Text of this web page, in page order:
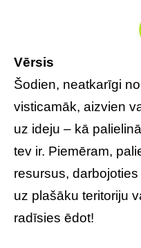
Vērsis
Šodien, neatkarīgi
visticamāk, aizvien
uz ideju – kā
tev ir. Piemēram,
resursus,
uz plašāku teritoriju
radīsies ēdot!